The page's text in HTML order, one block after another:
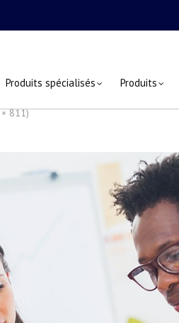
Produits spécialisés Produits
811)